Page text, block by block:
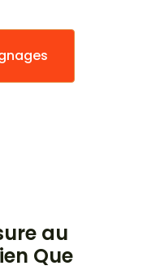
au
Que